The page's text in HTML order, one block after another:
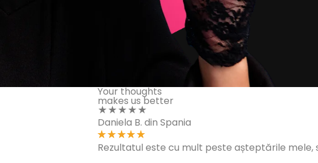
Your thoughts
makes us better
★★★★★
Daniela B. din Spania
Rezultatul este cu mult peste așteptările